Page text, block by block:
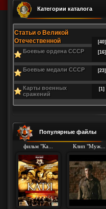
Категории каталога
Статьи о Великой
Отечественной
[40]
Боевые ордена СССР [16]
Боевые медали СССР [23]
Карты военных
сражений
[1]
Популярные файлы
фильм "Ка... Клип "Муж...